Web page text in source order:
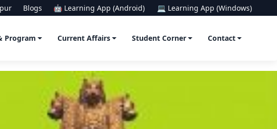
Blogs 🤖 Learning App (Android) 💻 Learning App (Windows)
Program Current Affairs Student Corner Contact